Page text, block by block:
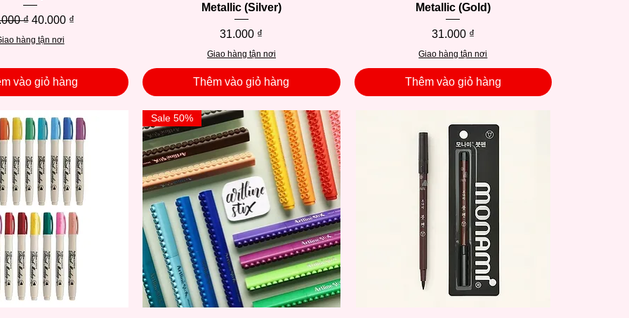
thông thường
₫ Giá bán rẻ
40.000 ₫
hàng tận nơi
vào giỏ hàng
Metallic (Silver)
Giá
31.000 ₫
Giao hàng tận nơi
Thêm vào giỏ hàng
Metallic (Gold)
Giá
31.000 ₫
Giao hàng tận nơi
Thêm vào giỏ hàng
Sale 50%